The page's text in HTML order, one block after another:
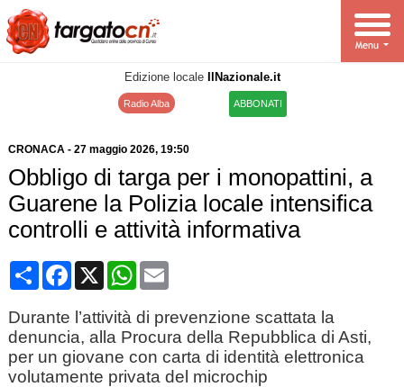
Edizione locale IlNazionale.it
Radio Alba ABBONATI
CRONACA- 27 maggio 2026, 19:50
Obbligo di targa per i monopattini, a
Guarene la Polizia locale intensifica
controlli e attività informativa
CondividiFacebook
X WhatsApp
Email
Durante l’attività di prevenzione scattata la
denuncia, alla Procura della Repubblica di Asti,
per un giovane con carta di identità elettronica
volutamente privata del microchip